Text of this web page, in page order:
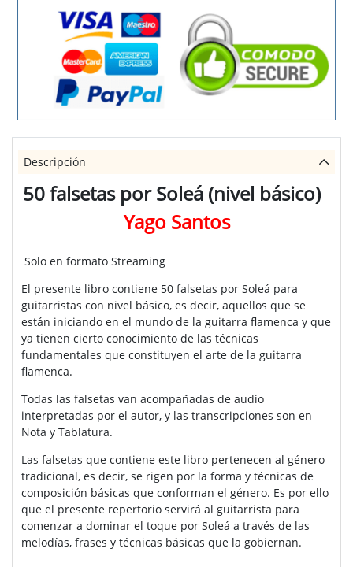
Descripción
50 falsetas por Soleá (nivel básico)
Yago Santos
Solo en formato Streaming
El presente libro contiene 50 falsetas por Soleá para
guitarristas con nivel básico, es decir, aquellos que se
están iniciando en el mundo de la guitarra flamenca y que
ya tienen cierto conocimiento de las técnicas
fundamentales que constituyen el arte de la guitarra
flamenca.
Todas las falsetas van acompañadas de audio
interpretadas por el autor, y las transcripciones son en
Nota y Tablatura.
Las falsetas que contiene este libro pertenecen al género
tradicional, es decir, se rigen por la forma y técnicas de
composición básicas que conforman el género. Es por ello
que el presente repertorio servirá al guitarrista para
comenzar a dominar el toque por Soleá a través de las
melodías, frases y técnicas básicas que la gobiernan.